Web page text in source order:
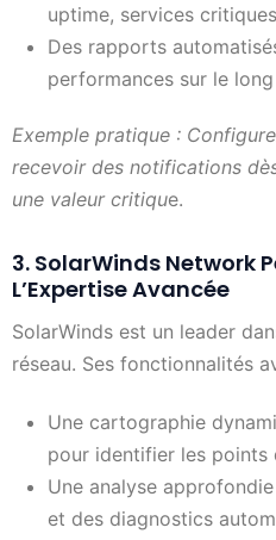
uptime, services
Des rapports
performances sur le
Exemple pratique :
recevoir des notifications
une valeur critique.
3. SolarWinds Network
L’Expertise Avancée
SolarWinds est un leader
réseau. Ses fonctionnalités
Une cartographie
pour identifier les points
Une analyse
et des diagnostics